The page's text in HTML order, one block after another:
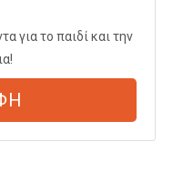
για το παιδί και την